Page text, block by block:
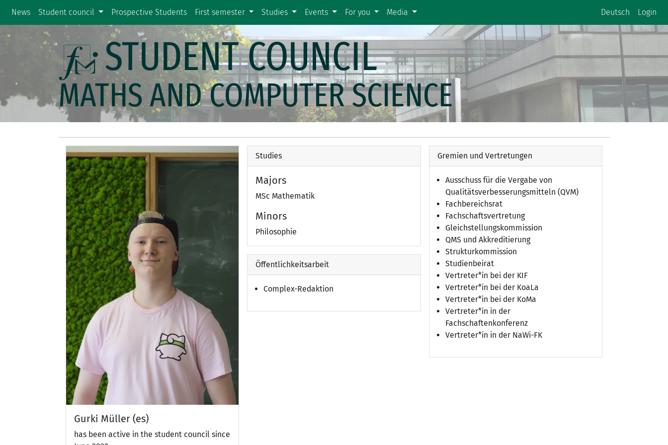
News Student council Prospective Students First semester Studies Events For you Media Deutsch Login
STUDENT COUNCIL
MATHS AND COMPUTER SCIENCE
Gurki Müller (es)
has been active in the student council since
Studies
Majors
MSc Mathematik
Minors
Philosophie
Öffentlichkeitsarbeit
Complex-Redaktion
Gremien und Vertretungen
Ausschuss für die Vergabe von
Qualitätsverbesserungsmitteln (QVM)
Fachbereichsrat
Fachschaftsvertretung
Gleichstellungskommission
QMS und Akkreditierung
Strukturkommission
Studienbeirat
Vertreter*in bei der KIF
Vertreter*in bei der KoaLa
Vertreter*in bei der KoMa
Vertreter*in in der
Fachschaftenkonferenz
Vertreter*in in der NaWi-FK